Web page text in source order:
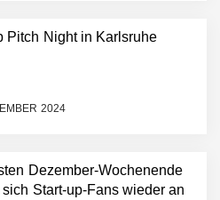
Pitch Night in Karlsruhe
2024
Dezember-Wochenende
sich Start-up-Fans wieder an
zu beschleunigen
Robotics und
auszurollen
Roboter bringt
ins Stadion